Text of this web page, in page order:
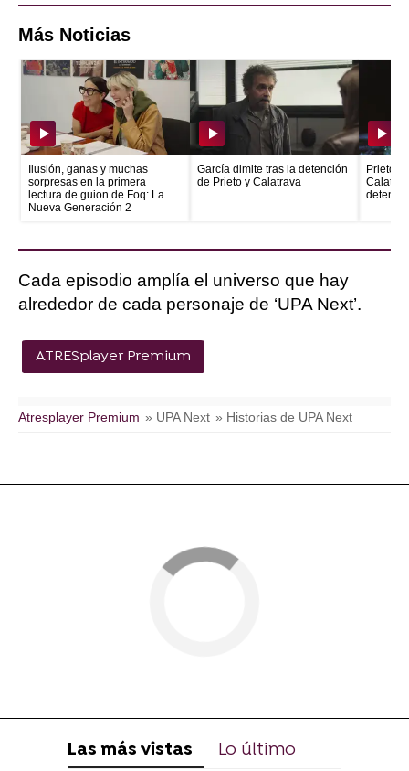
Más Noticias
Ilusión, ganas y muchas
sorpresas en la primera
lectura de guion de Foq: La
Nueva Generación 2
García dimite tras la detención
de Prieto y Calatrava
Prieto
Cada episodio amplía el universo que hay
alrededor de cada personaje de ‘UPA Next’.
ATRESplayer Premium
Atresplayer Premium » UPA Next » Historias de UPA Next
Las más vistas Lo último